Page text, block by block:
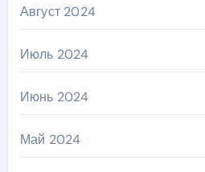
Август 2024
Июль 2024
Июнь 2024
Май 2024